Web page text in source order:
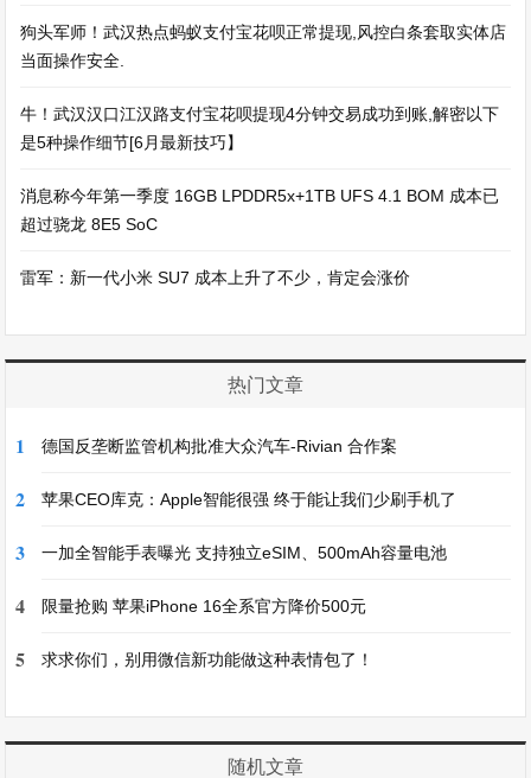
狗头军师！武汉热点蚂蚁支付宝花呗正常提现,风控白条套取实体店
当面操作安全.
牛！武汉汉口江汉路支付宝花呗提现4分钟交易成功到账,解密以下
是5种操作细节[6月最新技巧】
消息称今年第一季度 16GB LPDDR5x+1TB UFS 4.1 BOM 成本已
超过骁龙 8E5 SoC
雷军：新一代小米 SU7 成本上升了不少，肯定会涨价
热门文章
1 德国反垄断监管机构批准大众汽车-Rivian 合作案
2 苹果CEO库克：Apple智能很强 终于能让我们少刷手机了
3 一加全智能手表曝光 支持独立eSIM、500mAh容量电池
4 限量抢购 苹果iPhone 16全系官方降价500元
5 求求你们，别用微信新功能做这种表情包了！
随机文章